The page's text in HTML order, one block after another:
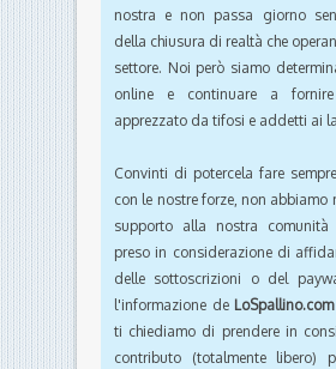
nostra e non passa giorno
della chiusura di realtà che
settore. Noi però siamo
online e continuare a
apprezzato da tifosi e addetti ai
Convinti di potercela fare
con le nostre forze, non abbiamo
supporto alla nostra
preso in considerazione di
delle sottoscrizioni o del
l'informazione de LoSpallino.com
ti chiediamo di prendere in
contributo (totalmente libero)